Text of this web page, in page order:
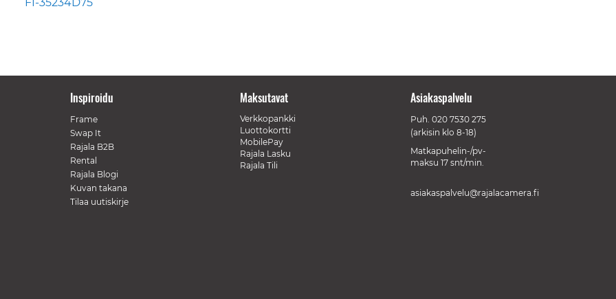
Inspiroidu
Frame
Swap It
Rajala B2B
Rental
Rajala Blogi
Kuvan takana
Tilaa uutiskirje
Maksutavat
Verkkopankki
Luottokortti
MobilePay
Rajala Lasku
Rajala Tili
Asiakaspalvelu
Puh. 020 7530 275
(arkisin klo 8-18)
Matkapuhelin-/pv-
maksu 17 snt/min.
asiakaspalvelu@rajalacamera.fi